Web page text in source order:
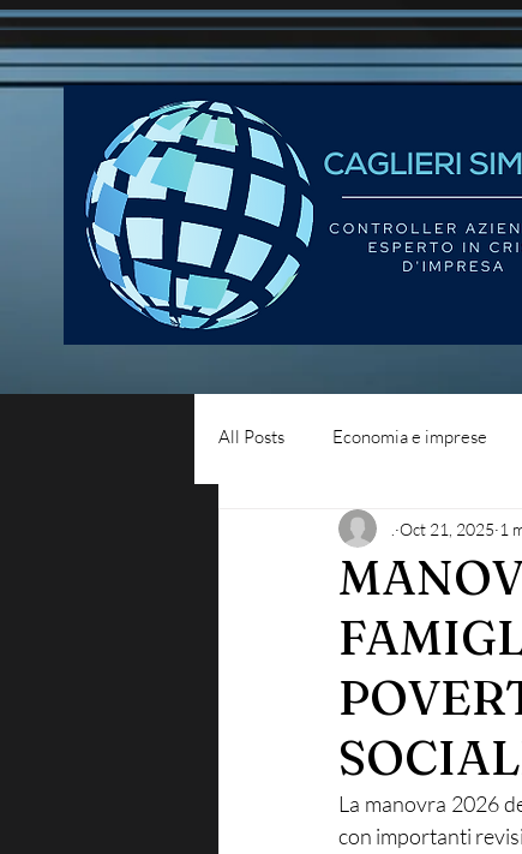
All Posts Economia e imprese
Diritto del lavoro Blog -
Oct 21, 2025 1
La manovra 2026
con importanti